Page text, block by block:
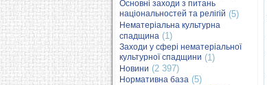
Основні заходи з питань
національностей та релігій (5)
Нематеріальна культурна
спадщина (1)
Заходи у сфері нематеріальної
культурної спадщини (1)
Новини (2 397)
Нормативна база (5)